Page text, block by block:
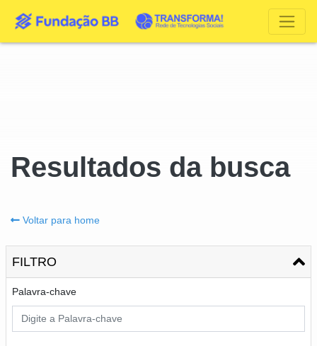
Resultados da busca
Voltar para home
FILTRO
Palavra-chave